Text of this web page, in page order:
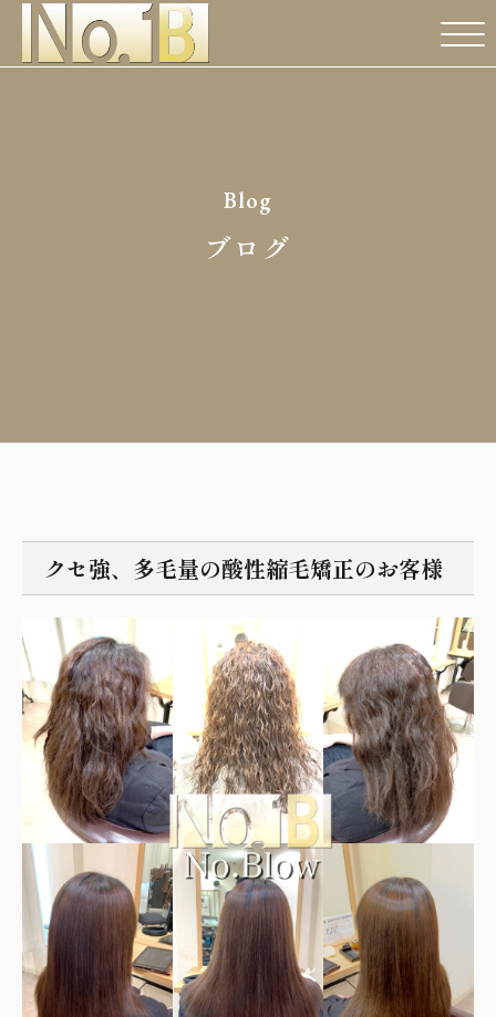
Blog
ブログ
クセ強、多毛量の酸性縮毛矯正のお客様